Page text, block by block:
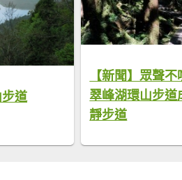
步道
【新聞】眾聲
翠峰湖環山步
靜步道